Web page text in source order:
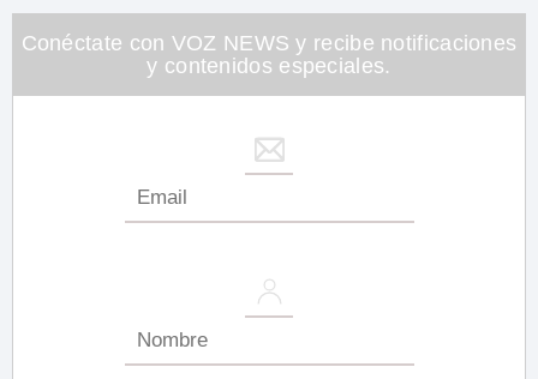
Conéctate con VOZ NEWS y recibe notificaciones
y contenidos especiales.